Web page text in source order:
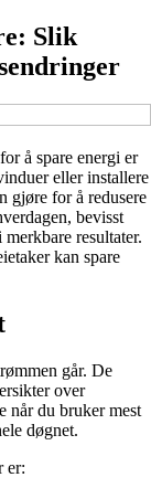
Slik
å spare energi er
eller installere
gjøre for å redusere
bevisst
resultater.
kan spare
går. De
over
når du bruker mest
døgnet.
er: